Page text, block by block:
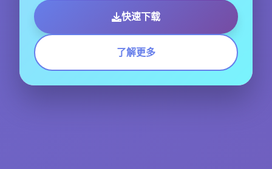
快速下载
了解更多